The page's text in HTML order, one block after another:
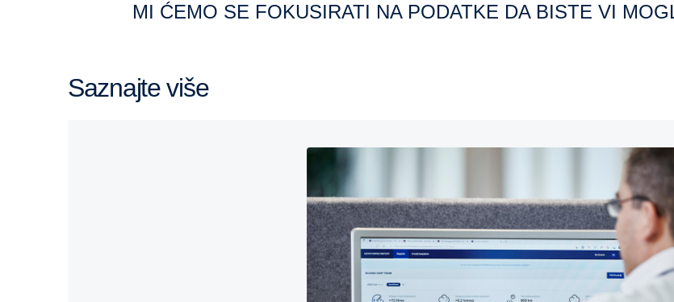
MI ĆEMO SE FOKUSIRATI NA PODATKE DA BISTE VI
Saznajte više